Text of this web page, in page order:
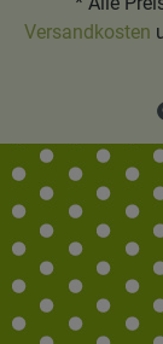
Versandkosten